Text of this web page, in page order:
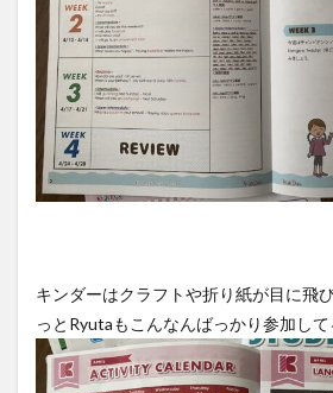
キンダーはクラフトや折り紙が目に飛
っとRyutaもこんなんばっかり参加して